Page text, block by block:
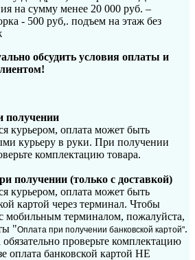
на сумму менее 20 000 руб. –
- 500 руб,. подъем на этаж без
обсудить условия оплаты и
получении
курьером, оплата может быть
курьеру в руки. При получении
комплектацию товара.
получении (только с доставкой)
курьером, оплата может быть
картой через терминал. Чтобы
мобильным терминалом, пожалуйста,
"Оплата при получении банковской картой".
проверьте комплектацию
оплата банковской картой НЕ